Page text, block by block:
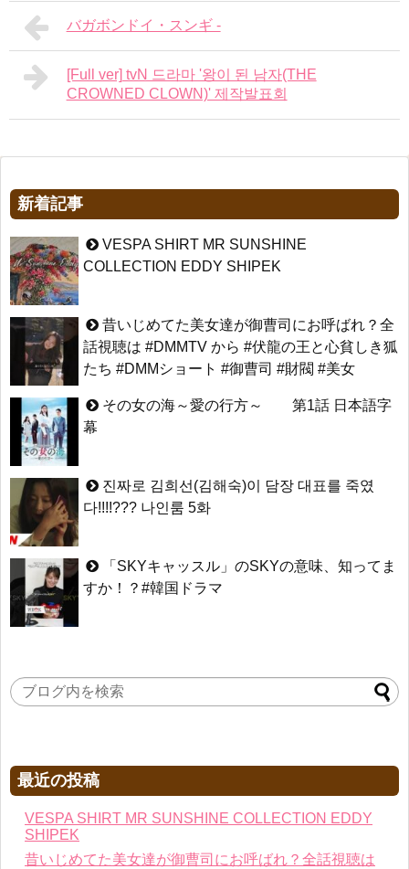
バガボンドイ・スンギ -
[Full ver] tvN 드라마 '왕이 된 남자(THE
CROWNED CLOWN)' 제작발표회
新着記事
VESPA SHIRT MR SUNSHINE
COLLECTION EDDY SHIPEK
昔いじめてた美女達が御曹司にお呼ばれ？全
話視聴は #DMMTV から #伏龍の王と心貧しき狐
たち #DMMショート #御曹司 #財閥 #美女
その女の海～愛の行方～ 第1話 日本語字
幕
진짜로 김희선(김해숙)이 담장 대표를 죽였
다!!!!??? 나인룸 5화
「SKYキャッスル」のSKYの意味、知ってま
すか！？#韓国ドラマ
最近の投稿
VESPA SHIRT MR SUNSHINE COLLECTION EDDY
SHIPEK
昔いじめてた美女達が御曹司にお呼ばれ？全話視聴は